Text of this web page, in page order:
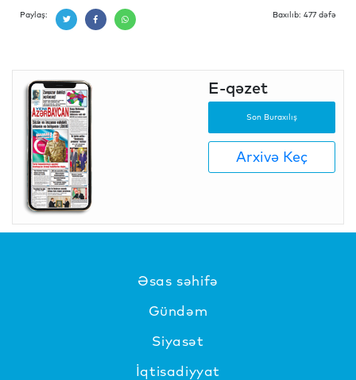
Paylaş: Baxılıb: 477 dəfə
E-qəzet
Son Buraxılış
Arxivə Keç
Əsas səhifə
Gündəm
Siyasət
İqtisadiyyat